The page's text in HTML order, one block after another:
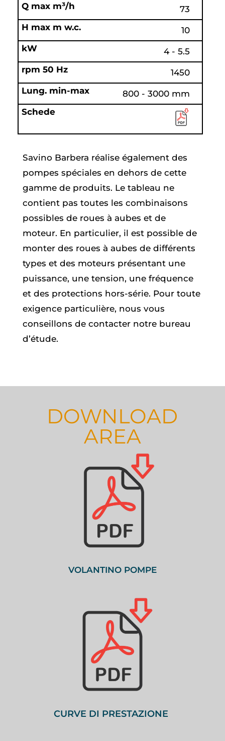
73
10
4 - 5.5
1450
800 - 3000 mm
Savino Barbera réalise également des
pompes spéciales en dehors de cette
gamme de produits. Le tableau ne
contient pas toutes les combinaisons
possibles de roues à aubes et de
moteur. En particulier, il est possible de
monter des roues à aubes de différents
types et des moteurs présentant une
puissance, une tension, une fréquence
et des protections hors-série. Pour toute
exigence particulière, nous vous
conseillons de contacter notre bureau
d’étude.
DOWNLOAD
AREA
VOLANTINO POMPE
CURVE DI PRESTAZIONE